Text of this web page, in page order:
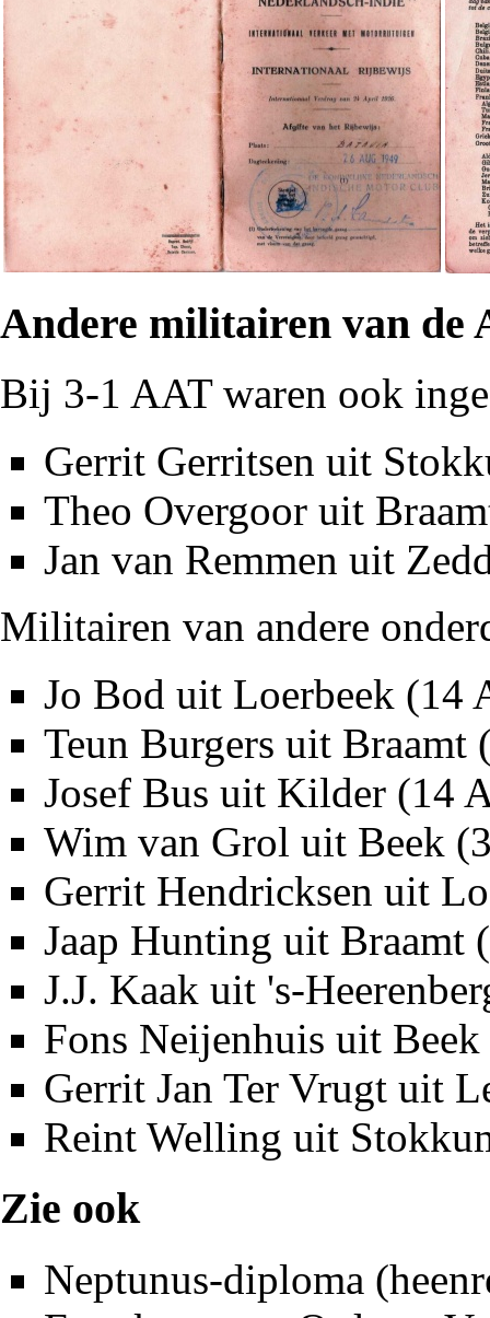
Andere militairen van de
Bij 3-1 AAT waren ook
Gerrit Gerritsen uit
Theo Overgoor uit
Jan van Remmen uit
Militairen van andere
Jo Bod uit Loerbeek (14
Teun Burgers uit Braamt
Josef Bus uit Kilder (14
Wim van Grol uit Beek
Gerrit Hendricksen uit
Jaap Hunting uit Braamt
J.J. Kaak uit 's-
Fons Neijenhuis uit
Gerrit Jan Ter Vrugt uit
Reint Welling uit
Zie ook
Neptunus-diploma